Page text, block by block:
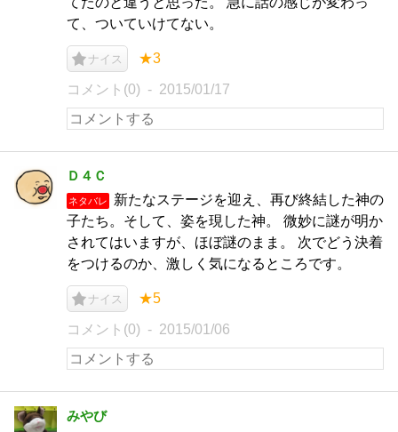
て、ついていけてない。
ナイス ★3
コメント(0) 2015/01/17
Ｄ４Ｃ
ネタバレ
新たなステージを迎え、再び終結した神の
子たち。そして、姿を現した神。 微妙に謎が明か
されてはいますが、ほぼ謎のまま。 次でどう決着
をつけるのか、激しく気になるところです。
ナイス ★5
コメント(0) 2015/01/06
みやび